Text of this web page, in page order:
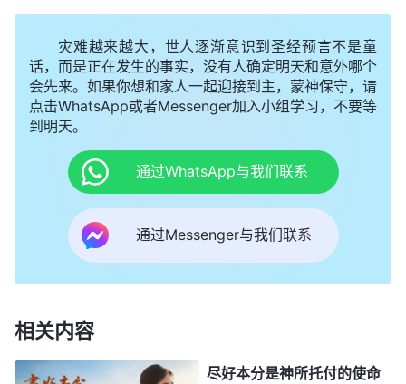
是不信神，那你们走的就不是一条路，他们信奉撒
但、供奉魔王，走撒但的道路，跟信神的人是两路
人，不是一家人了，他们把信神的人当成对头、仇敌
了，那你就没有义务照顾他们了，就得彻底断绝了。
孝顺父母和尽本分哪个是真理？当然尽本分这是真
理。在神家尽本分可不是简单地尽点义务、做点自己
该做的事，那是尽受造之物的本分，这里有神的托
付，这是你的义务，这是你的责任，这个责任是真正
的责任，是在造物主面前尽你的责任、义务，这是造
物主对人的要求，这是人生大事。而孝敬父母这只是
的要求。所以，孝敬父母与尽本分这两件事，毫无疑
问的，只有尽本分才是实行真理。尽受造之物的本分
灾难越来越大，世人逐渐意识到圣经预言不是童
话，而是正在发生的事实，没有人确定明天和意外哪个
会先来。如果你想和家人一起迎接到主，蒙神保守，请
点击WhatsApp或者Messenger加入小组学习，不要等
到明天。
通过WhatsApp与我们联系
通过Messenger与我们联系
相关内容
尽好本分是神所托付的使命